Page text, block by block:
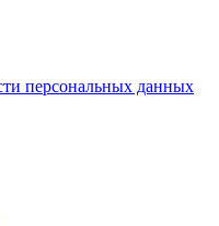
персональных данных